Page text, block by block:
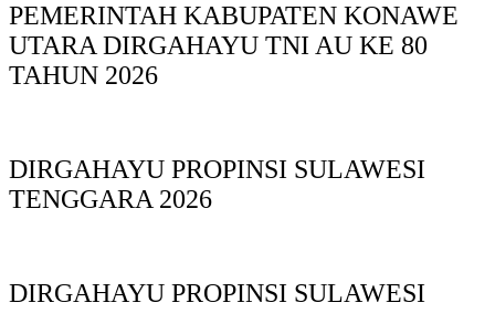
PEMERINTAH KABUPATEN KONAWE
UTARA DIRGAHAYU TNI AU KE 80
TAHUN 2026
DIRGAHAYU PROPINSI SULAWESI
TENGGARA 2026
DIRGAHAYU PROPINSI SULAWESI